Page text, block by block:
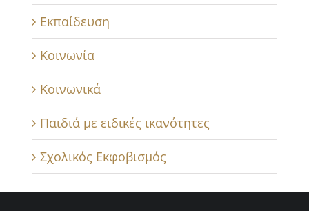
Εκπαίδευση
Κοινωνία
Κοινωνικά
Παιδιά με ειδικές ικανότητες
Σχολικός Εκφοβισμός